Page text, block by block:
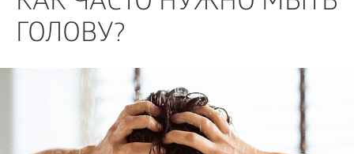
ГОЛОВУ?
ПСИХОЛОГИЯ
БИЗНЕС